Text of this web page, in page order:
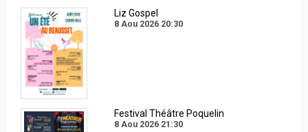
Liz Gospel
8 Aou 2026 20:30
Festival Théâtre Poquelin
8 Aou 2026 21:30